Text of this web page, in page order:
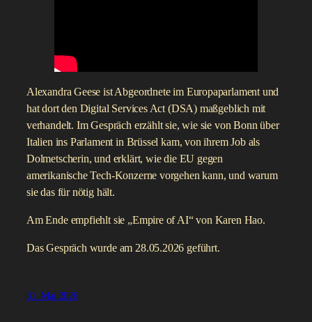
Alexandra Geese ist Abgeordnete im Europaparlament und
hat dort den Digital Services Act (DSA) maßgeblich mit
verhandelt. Im Gespräch erzählt sie, wie sie von Bonn über
Italien ins Parlament in Brüssel kam, von ihrem Job als
Dolmetscherin, und erklärt, wie die EU gegen
amerikanische Tech-Konzerne vorgehen kann, und warum
sie das für nötig hält.
Am Ende empfiehlt sie „Empire of AI“ von Karen Hao.
Das Gespräch wurde am 28.05.2026 geführt.
31. Mai 2026